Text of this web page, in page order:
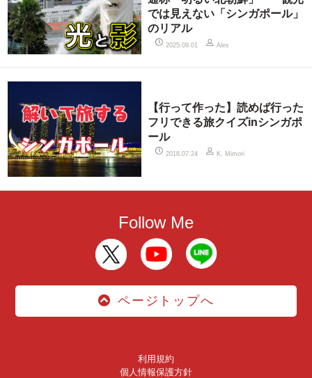
では見えない「シンガポール」
のリアル
2025.09.01 Alex
【行って作った】読めば行った
フリできる旅クイズinシンガポ
ール
2018.07.24 K. Mimori
Follow Me
ページトップへ
利用規約
個人情報保護方針